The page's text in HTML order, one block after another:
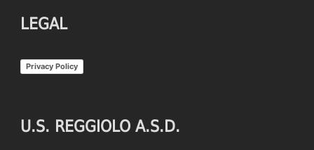
LEGAL
Privacy Policy
U.S. REGGIOLO A.S.D.